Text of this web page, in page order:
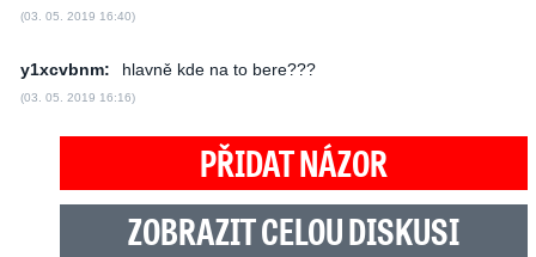
(03. 05. 2019 16:40)
y1xcvbnm: hlavně kde na to bere???
(03. 05. 2019 16:16)
PŘIDAT NÁZOR
ZOBRAZIT CELOU DISKUSI